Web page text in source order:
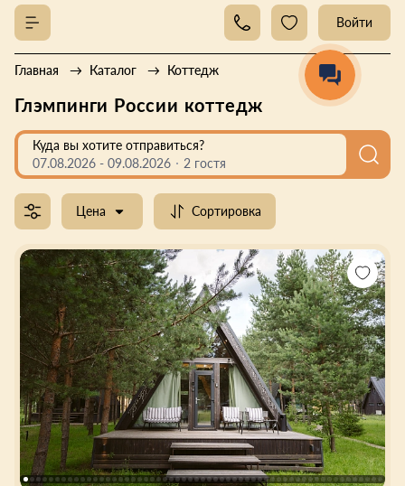
Войти
Главная Каталог Коттедж
Глэмпинги России коттедж
Куда вы хотите отправиться?
07.08.2026 - 09.08.2026 2 гостя
Цена Сортировка